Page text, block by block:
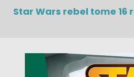
Star Wars rebel tome 16